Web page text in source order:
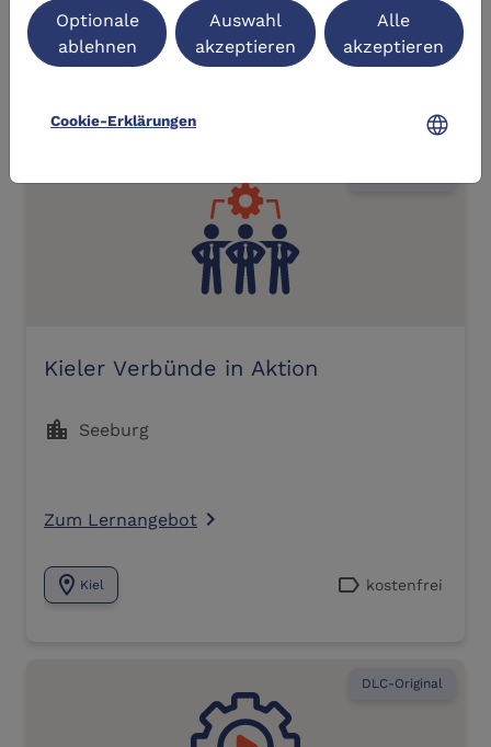
Optionale
ablehnen
Auswahl
akzeptieren
Alle
akzeptieren
Cookie-Erklärungen language
loginAnmelden
Ähnliche Lernangebote
Kieler Verbünde in Aktion
location_city Seeburg
Zum Lernangebot navigate_next
location_on Kiel label kostenfrei
DLC-Original